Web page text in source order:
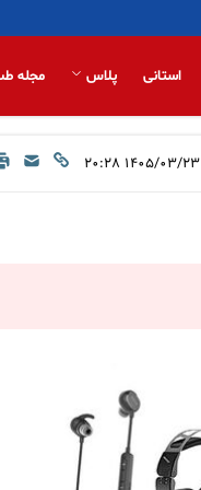
استانی پلاس مجله
۱۴۰۵/۰۳/۲۳ ۲۰:۲۸